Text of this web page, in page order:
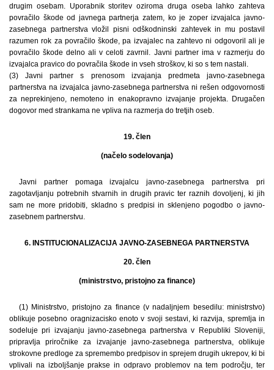
drugim osebam. Uporabnik storitev oziroma druga oseba lahko zahteva
povračilo škode od javnega partnerja zatem, ko je zoper izvajalca javno-
zasebnega partnerstva vložil pisni odškodninski zahtevek in mu postavil
razumen rok za povračilo škode, pa izvajalec na zahtevo ni odgovoril ali je
povračilo škode delno ali v celoti zavrnil. Javni partner ima v razmerju do
izvajalca pravico do povračila škode in vseh stroškov, ki so s tem nastali.
(3) Javni partner s prenosom izvajanja predmeta javno-zasebnega
partnerstva na izvajalca javno-zasebnega partnerstva ni rešen odgovornosti
za neprekinjeno, nemoteno in enakopravno izvajanje projekta. Drugačen
dogovor med strankama ne vpliva na razmerja do tretjih oseb.
19. člen
(načelo sodelovanja)
Javni partner pomaga izvajalcu javno-zasebnega partnerstva pri
zagotavljanju potrebnih stvarnih in drugih pravic ter raznih dovoljenj, ki jih
sam ne more pridobiti, skladno s predpisi in sklenjeno pogodbo o javno-
zasebnem partnerstvu.
6. INSTITUCIONALIZACIJA JAVNO-ZASEBNEGA PARTNERSTVA
20. člen
(ministrstvo, pristojno za finance)
(1) Ministrstvo, pristojno za finance (v nadaljnjem besedilu: ministrstvo)
oblikuje posebno oragnizacisko enoto v svoji sestavi, ki razvija, spremlja in
sodeluje pri izvajanju javno-zasebnega partnerstva v Republiki Sloveniji,
pripravlja priročnike za izvajanje javno-zasebnega partnerstva, oblikuje
strokovne predloge za spremembo predpisov in sprejem drugih ukrepov, ki bi
vplivali na izboljšanje prakse in odpravo problemov na tem področju, ter